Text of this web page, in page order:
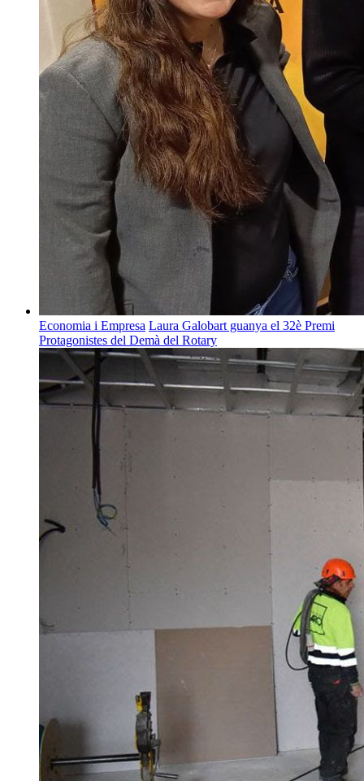
Economia i Empresa Laura Galobart guanya el 32è Premi
Protagonistes del Demà del Rotary